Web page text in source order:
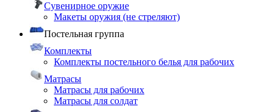
Сувенирное оружие
Макеты оружия (не стреляют)
Постельная группа
Комплекты
Комплекты постельного белья для рабочих
Матрасы
Матрасы для рабочих
Матрасы для солдат